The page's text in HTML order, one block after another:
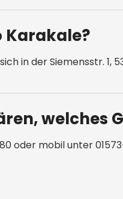
Karakale?
in der Siemensstr. 1,
welches
oder mobil unter